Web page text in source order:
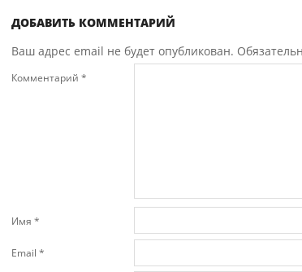
ДОБАВИТЬ КОММЕНТАРИЙ
Ваш адрес email не будет опубликован.
Комментарий *
Имя *
Email *